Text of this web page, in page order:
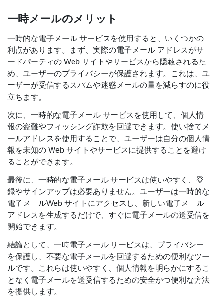
一時メールのメリット
一時的な電子メール サービスを使用すると、いくつかの
利点があります。まず、実際の電子メール アドレスがサ
ードパーティの Web サイトやサービスから隠蔽されるた
め、ユーザーのプライバシーが保護されます。これは、ユ
ーザーが受信するスパムや迷惑メールの量を減らすのに役
立ちます。
次に、一時的な電子メール サービスを使用して、個人情
報の盗難やフィッシング詐欺を回避できます。使い捨てメ
ールアドレスを使用することで、ユーザーは自分の個人情
報を未知の Web サイトやサービスに提供することを避け
ることができます。
最後に、一時的な電子メール サービスは使いやすく、登
録やサインアップは必要ありません。ユーザーは一時的な
電子メールWeb サイトにアクセスし、新しい電子メール
アドレスを生成するだけで、すぐに電子メールの送受信を
開始できます。
結論として、一時電子メール サービスは、プライバシー
を保護し、不要な電子メールを回避するための便利なツー
ルです。これらは使いやすく、個人情報を明らかにするこ
となく電子メールを送受信するための安全かつ便利な方法
を提供します。